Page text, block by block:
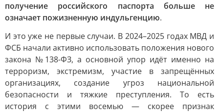
получение российского паспорта больше не
означает пожизненную индульгенцию.
И это уже не первые случаи. В 2024–2025 годах МВД и
ФСБ начали активно использовать положения нового
закона №138-ФЗ, а основной упор идёт именно на
терроризм, экстремизм, участие в запрещённых
организациях, создание угроз национальной
безопасности и тяжкие преступления. То есть
история с этими восемью — скорее признак